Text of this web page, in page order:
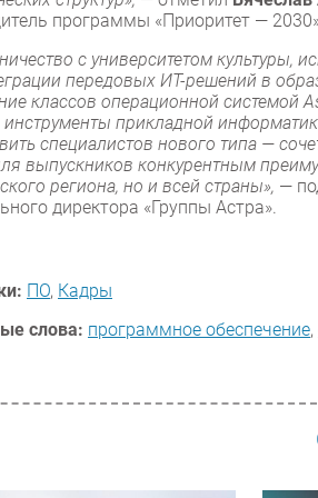
программы «Приоритет —
с университетом культуры,
передовых ИТ-решений в
классов операционной системой
инструменты прикладной
специалистов нового типа —
выпускников конкурентным
региона, но и всей страны», —
директора «Группы Астра».
ПО, Кадры
слова: программное обеспечение,